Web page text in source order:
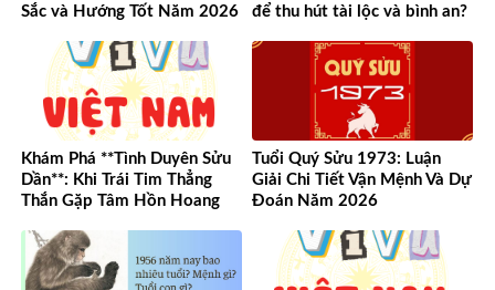
Sắc và Hướng Tốt Năm 2026
để thu hút tài lộc và bình an?
Khám Phá **Tình Duyên Sửu
Dần**: Khi Trái Tim Thẳng
Thắn Gặp Tâm Hồn Hoang
Tuổi Quý Sửu 1973: Luận
Giải Chi Tiết Vận Mệnh Và Dự
Đoán Năm 2026